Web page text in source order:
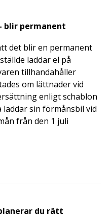
blir permanent
det blir en permanent
laddar el på
tillhandahåller
om lättnader vid
enligt schablon
sin förmånsbil vid
från den 1 juli
du rätt